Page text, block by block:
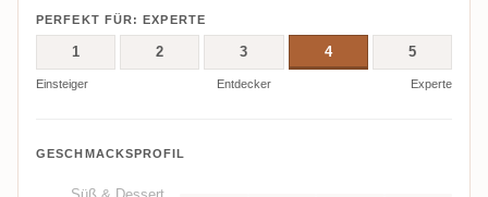
PERFEKT FÜR: EXPERTE
1 2 3 4 5
Einsteiger Entdecker Experte
GESCHMACKSPROFIL